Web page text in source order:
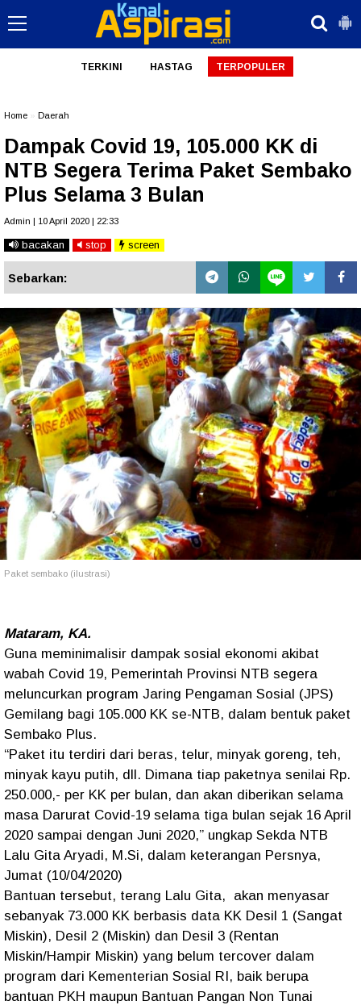
TERKINI HASTAG TERPOPULER
Home Daerah
Dampak Covid 19, 105.000 KK di
NTB Segera Terima Paket Sembako
Plus Selama 3 Bulan
Admin | 10 April 2020 | 22:33
bacakan stop screen
Sebarkan:
Paket sembako (ilustrasi)
Mataram, KA.
Guna meminimalisir dampak sosial ekonomi akibat
wabah Covid 19, Pemerintah Provinsi NTB segera
meluncurkan program Jaring Pengaman Sosial (JPS)
Gemilang bagi 105.000 KK se-NTB, dalam bentuk paket
Sembako Plus.
“Paket itu terdiri dari beras, telur, minyak goreng, teh,
minyak kayu putih, dll. Dimana tiap paketnya senilai Rp.
250.000,- per KK per bulan, dan akan diberikan selama
masa Darurat Covid-19 selama tiga bulan sejak 16 April
2020 sampai dengan Juni 2020,” ungkap Sekda NTB
Lalu Gita Aryadi, M.Si, dalam keterangan Persnya,
Jumat (10/04/2020)
Bantuan tersebut, terang Lalu Gita, akan menyasar
sebanyak 73.000 KK berbasis data KK Desil 1 (Sangat
Miskin), Desil 2 (Miskin) dan Desil 3 (Rentan
Miskin/Hampir Miskin) yang belum tercover dalam
program dari Kementerian Sosial RI, baik berupa
bantuan PKH maupun Bantuan Pangan Non Tunai